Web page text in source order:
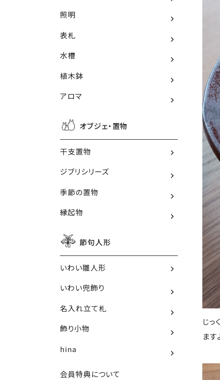
照明
表札
水槽
植木鉢
アロマ
オブジェ・置物
干支置物
ジブリシリーズ
季節の置物
縁起物
節句人形
いわい雛人形
いわい兜飾り
名入れ立て札
飾り小物
hina
会員特典について
じっ
ます